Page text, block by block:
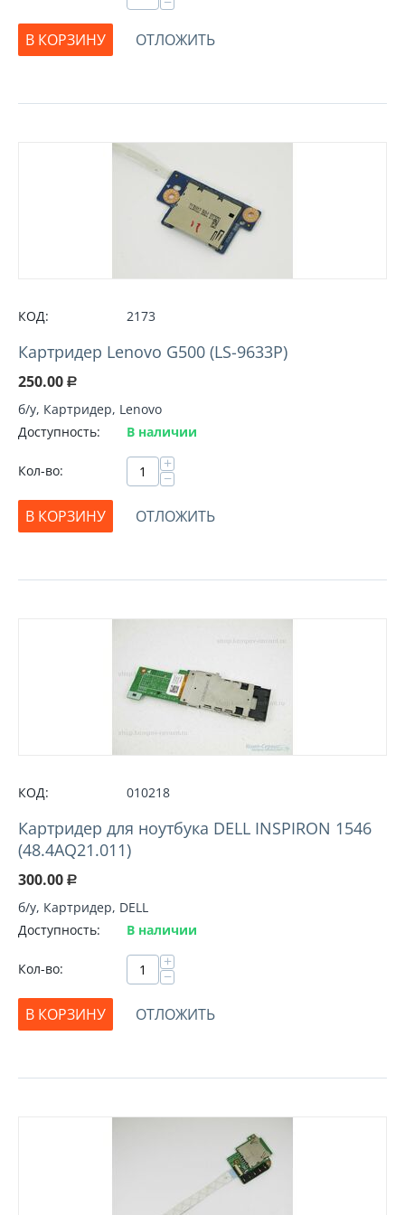
В КОРЗИНУ
ОТЛОЖИТЬ
КОД: 2173
Картридер Lenovo G500 (LS-9633P)
250.00 Р
б/у, Картридер, Lenovo
Доступность:
В наличии
Кол-во: +
−
В КОРЗИНУ
ОТЛОЖИТЬ
КОД: 010218
Картридер для ноутбука DELL INSPIRON 1546
(48.4AQ21.011)
300.00 Р
б/у, Картридер, DELL
Доступность:
В наличии
Кол-во: +
−
В КОРЗИНУ
ОТЛОЖИТЬ